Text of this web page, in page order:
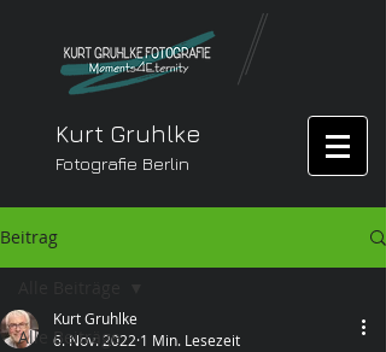
Kurt Gruhlke
Fotografie Berlin
Beitrag
Alle Beiträge
Kurt Gruhlke
6. Nov. 2022 1 Min. Lesezeit